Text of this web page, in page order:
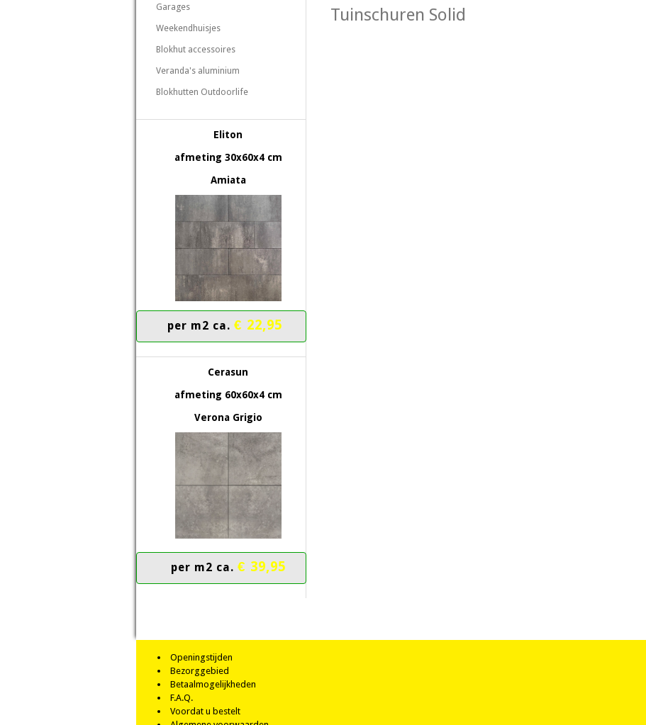
Garages
Weekendhuisjes
Blokhut accessoires
Veranda's aluminium
Blokhutten Outdoorlife
Eliton
afmeting 30x60x4 cm
Amiata
per m2 ca. € 22,95
Cerasun
afmeting 60x60x4 cm
Verona Grigio
per m2 ca. € 39,95
Tuinschuren Solid
Openingstijden
Bezorggebied
Betaalmogelijkheden
F.A.Q.
Voordat u bestelt